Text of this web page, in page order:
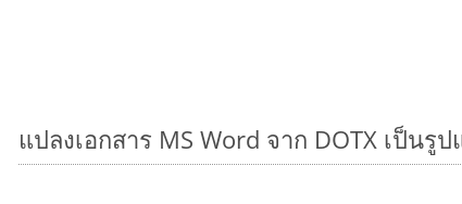
แปลงเอกสาร MS Word จาก DOTX เป็น